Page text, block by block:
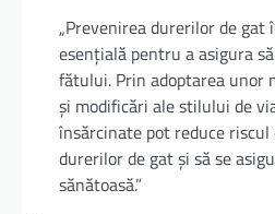
„Prevenirea durerilor de gat
esențială pentru a asigura
fătului. Prin adoptarea unor
și modificări ale stilului de
însărcinate pot reduce riscul
durerilor de gat și să se
sănătoasă.”